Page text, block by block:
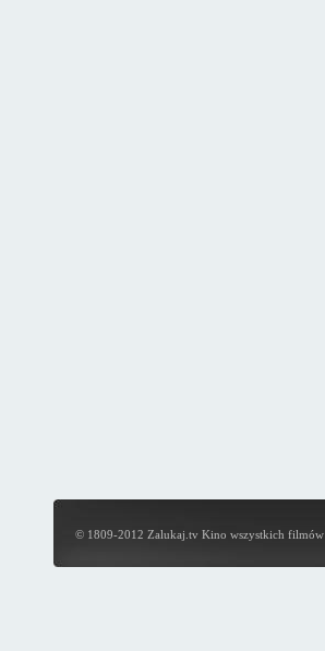
© 1809-2012 Zalukaj.tv Kino wszystkich filmów